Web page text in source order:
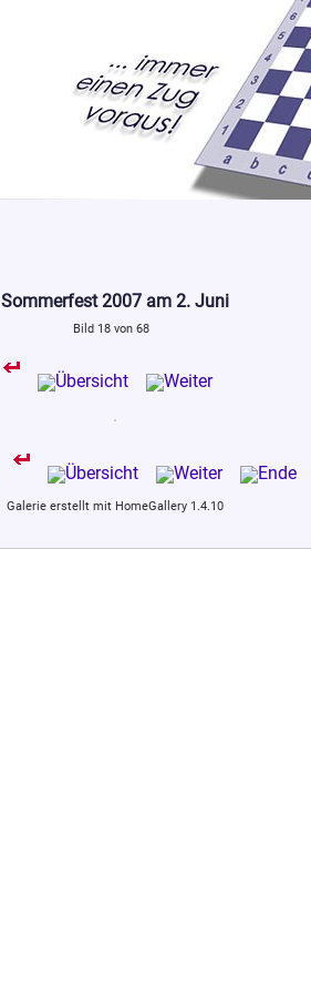
Sommerfest 2007 am 2. Juni
Bild 18 von 68
Galerie erstellt mit HomeGallery 1.4.10